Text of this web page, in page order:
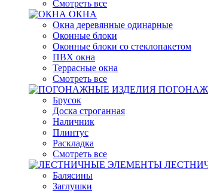
Смотреть все
ОКНА
Окна деревянные одинарные
Оконные блоки
Оконные блоки со стеклопакетом
ПВХ окна
Террасные окна
Смотреть все
Брусок
Доска строганная
Наличник
Плинтус
Раскладка
Смотреть все
Балясины
Заглушки